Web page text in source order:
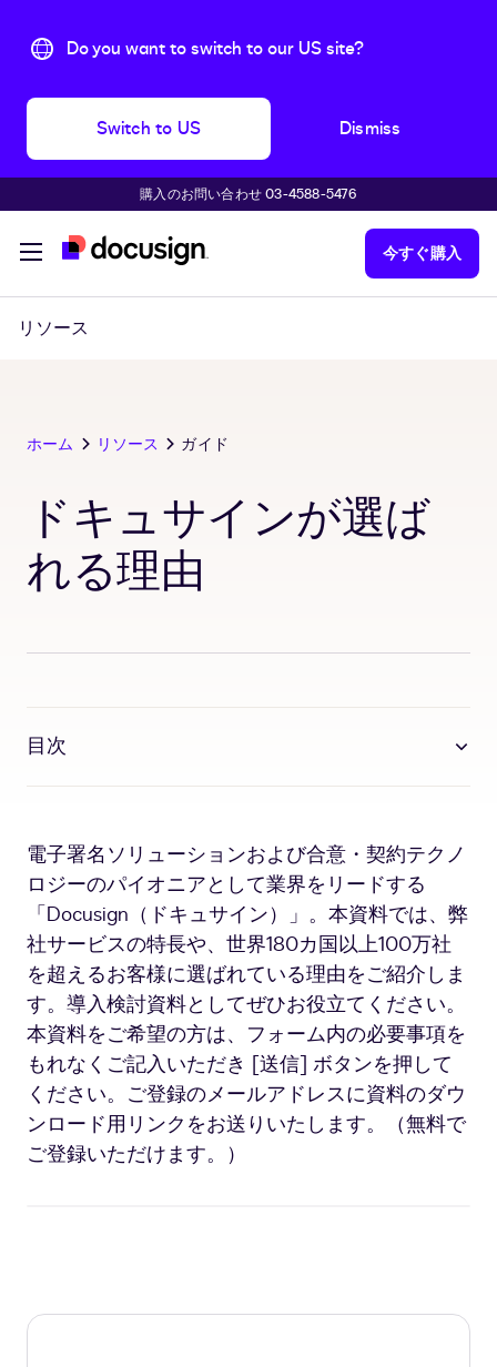
Do you want to switch to our US site?
Switch to US Dismiss
購入のお問い合わせ 03-4588-5476
今すぐ購入
リソース
ホーム リソース ガイド
ドキュサインが選ば
れる理由
目次
電子署名ソリューションおよび合意・契約テクノ
ロジーのパイオニアとして業界をリードする
「Docusign（ドキュサイン）」。本資料では、弊
社サービスの特長や、世界180カ国以上100万社
を超えるお客様に選ばれている理由をご紹介しま
す。導入検討資料としてぜひお役立てください。​
本資料をご希望の方は、フォーム内の必要事項を
もれなくご記入いただき [送信] ボタンを押して
ください。ご登録のメールアドレスに資料のダウ
ンロード用リンクをお送りいたします。（無料で
ご登録いただけます。）